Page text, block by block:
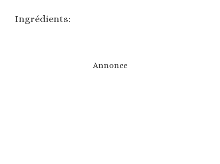
Ingrédients:
Annonce